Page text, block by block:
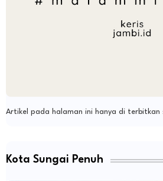
Artikel pada halaman ini hanya di terbitkan
Kota Sungai Penuh